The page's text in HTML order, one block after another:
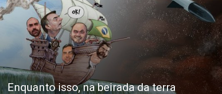
Enquanto isso, na beirada da terra